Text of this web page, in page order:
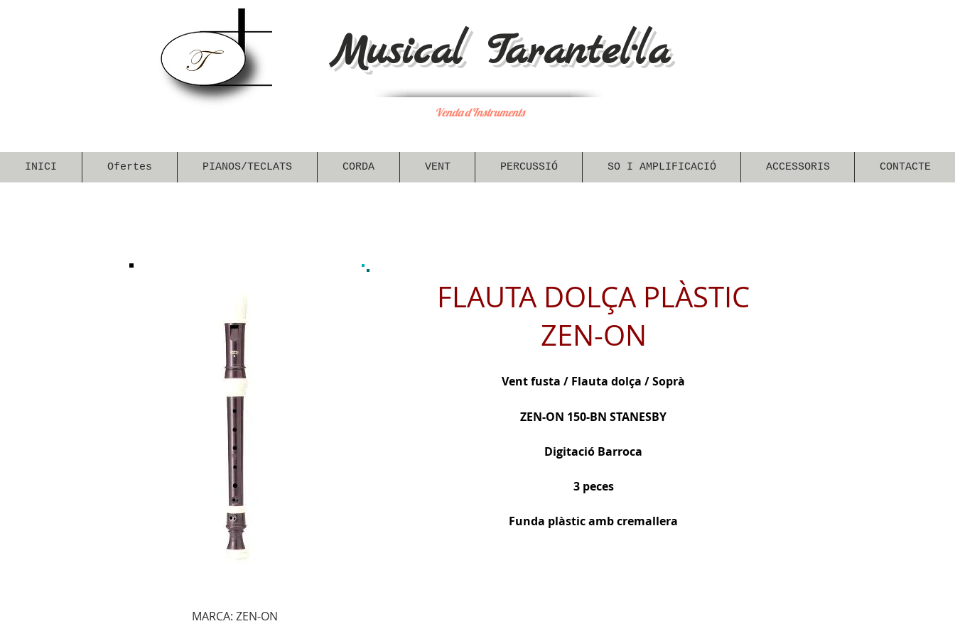
Musical Tarantel·la
Venda d'Instruments
INICI Ofertes PIANOS/TECLATS CORDA VENT PERCUSSIÓ SO I AMPLIFICACIÓ ACCESSORIS CONTACTE
FLAUTA DOLÇA PLÀSTIC
ZEN-ON
Vent fusta / Flauta dolça / Soprà
ZEN-ON 150-BN STANESBY
Digitació Barroca
3 peces
Funda plàstic amb cremallera
MARCA: ZEN-ON